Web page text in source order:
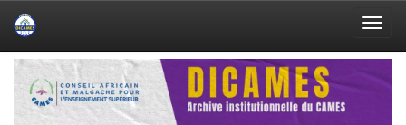
Skip
navigation